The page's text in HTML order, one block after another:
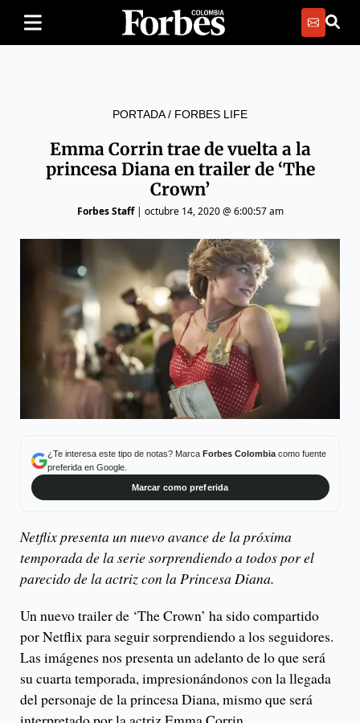
PORTADA/ FORBES LIFE
Emma Corrin trae de vuelta a la
princesa Diana en trailer de ‘The
Crown’
Forbes Staff| octubre 14, 2020 @ 6:00:57 am
¿Te interesa este tipo de notas? Marca Forbes Colombiacomo fuente
preferida en Google.
Marcar como preferida
Netflix presenta un nuevo avance de la próxima
temporada de la serie sorprendiendo a todos por el
parecido de la actriz con la Princesa Diana.
Un nuevo trailer de ‘The Crown’ ha sido compartido
por Netflix para seguir sorprendiendo a los seguidores.
Las imágenes nos presenta un adelanto de lo que será
su cuarta temporada, impresionándonos con la llegada
del personaje de la princesa Diana, mismo que será